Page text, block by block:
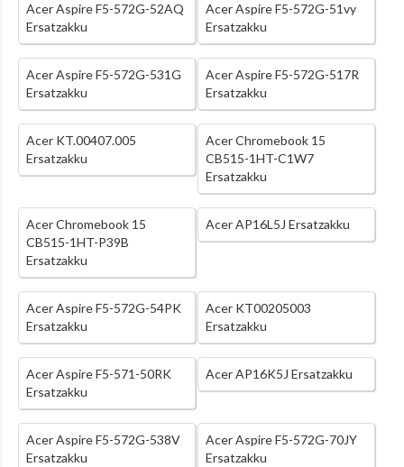
Acer Aspire F5-572G-52AQ
Ersatzakku
Acer Aspire F5-572G-51vy
Ersatzakku
Acer Aspire F5-572G-531G
Ersatzakku
Acer Aspire F5-572G-517R
Ersatzakku
Acer KT.00407.005
Ersatzakku
Acer Chromebook 15
CB515-1HT-C1W7
Ersatzakku
Acer Chromebook 15
CB515-1HT-P39B
Ersatzakku
Acer AP16L5J Ersatzakku
Acer Aspire F5-572G-54PK
Ersatzakku
Acer KT00205003
Ersatzakku
Acer Aspire F5-571-50RK
Ersatzakku
Acer AP16K5J Ersatzakku
Acer Aspire F5-572G-538V
Ersatzakku
Acer Aspire F5-572G-70JY
Ersatzakku